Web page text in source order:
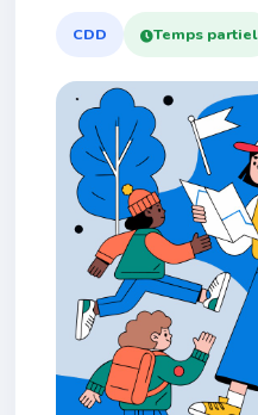
CDD Temps partiel